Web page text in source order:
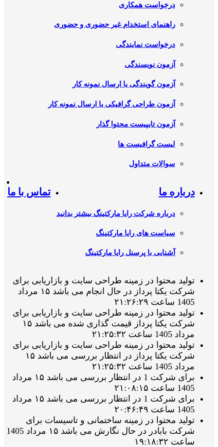
درخواست همکاری
راهنمای استخدام غیر حضوری و حضوری
درخواست نمایندگی
آزمون نویسندگی
آزمون گویندگی یا ارسال نمونه کار
آزمون طراحی گرافیکی یا ارسال نمونه کار
آزمون تایپیست محتوا گذار
لیست گرافیست ها
سوالات متداول
درباره ما
درباره شرکت رایا مارکتینگ بیشتر بدانید
سیاست های رایا مارکتینگ
آشنایی با پرسنل رایا مارکتینگ
تماس با ما
تولید محتوا در زمینه طراحی سایت و بازاریابی برای
شرکت یکتا پرداز در حال انجام می باشد ۱۵ مرداد
1405 ساعت ۲۱:۲۶:۲۹
تولید محتوا در زمینه طراحی سایت و بازاریابی برای
شرکت یکتا پرداز قیمت گذاری شده می باشد ۱۵
مرداد 1405 ساعت ۲۱:۲۵:۳۲
تولید محتوا در زمینه طراحی سایت و بازاریابی برای
شرکت یکتا پرداز در انتظار بررسی می باشد ۱۵
مرداد 1405 ساعت ۲۱:۲۵:۳۲
برای شرکت 1 در انتظار بررسی می باشد ۱۵ مرداد
1405 ساعت ۲۱:۰۸:۱۵
برای شرکت 1 در انتظار بررسی می باشد ۱۵ مرداد
1405 ساعت ۲۰:۴۶:۴۹
تولید محتوا در زمینه ساختمانی و تاسیسات برای
شرکت بابادر در حال نگارش می باشد ۱۵ مرداد 1405
ساعت ۱۹:۱۸:۳۲